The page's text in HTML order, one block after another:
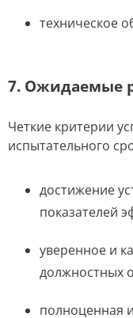
техническое
7. Ожидаемые
Четкие критерии
испытательного
достижение
показателей
уверенное и
должностных
полноценная